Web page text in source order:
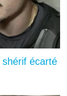
écarté